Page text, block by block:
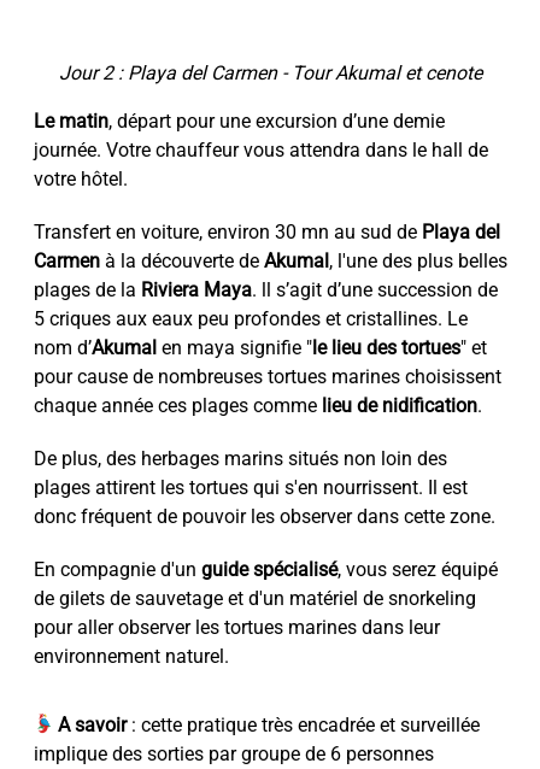
Jour 2 : Playa del Carmen - Tour Akumal et cenote
Le matin, départ pour une excursion d’une demie
journée. Votre chauffeur vous attendra dans le hall de
votre hôtel.
Transfert en voiture, environ 30 mn au sud de Playa del
Carmenà la découverte de Akumal, l'une des plus belles
plages de la Riviera Maya. ll s’agit d’une succession de
5 criques aux eaux peu profondes et cristallines. Le
nom d’Akumalen maya signifie "le lieu des tortues" et
pour cause de nombreuses tortues marines choisissent
chaque année ces plages comme lieu de nidification.
De plus, des herbages marins situés non loin des
plages attirent les tortues qui s'en nourrissent. Il est
donc fréquent de pouvoir les observer dans cette zone.
En compagnie d'un guide spécialisé, vous serez équipé
de gilets de sauvetage et d'un matériel de snorkeling
pour aller observer les tortues marines dans leur
environnement naturel.
A savoir: cette pratique très encadrée et surveillée
implique des sorties par groupe de 6 personnes